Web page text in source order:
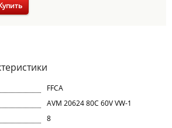
FFCA
AVM 20624 80C 60V VW-1
8